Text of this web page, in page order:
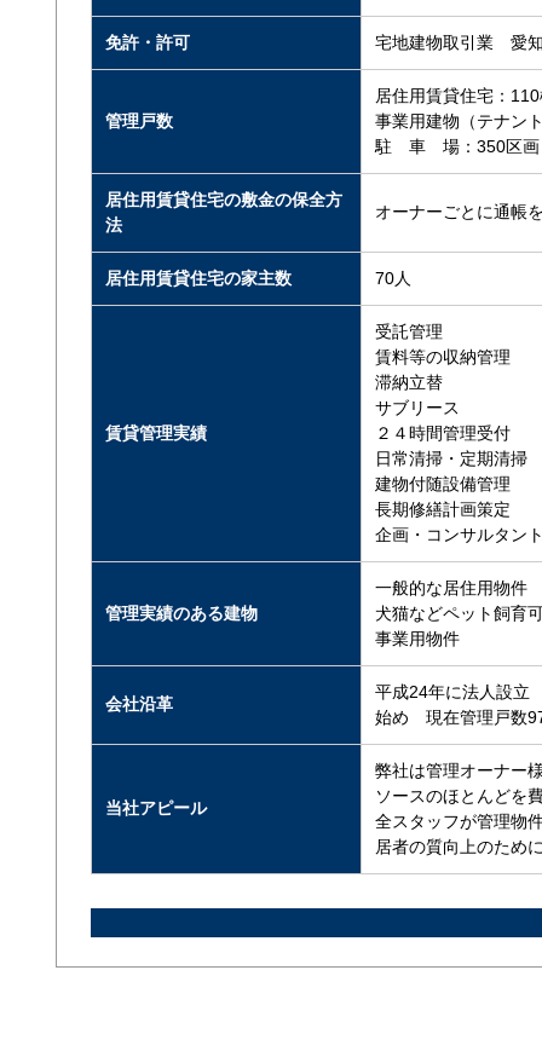
免許・許可 宅地建物取引業 愛
管理戸数
居住用賃貸住宅：
事業用建物（テナン
駐 車 場：350区画
居住用賃貸住宅の敷金の保全方
法
オーナーごとに通帳
居住用賃貸住宅の家主数 70人
賃貸管理実績
受託管理
賃料等の収納管理
滞納立替
サブリース
２４時間管理受付
日常清掃・定期清掃
建物付随設備管理
長期修繕計画策定
企画・コンサルタン
管理実績のある建物
一般的な居住用物件
犬猫などペット飼育
事業用物件
会社沿革
平成24年に法人設
始め 現在管理戸数
当社アピール
弊社は管理オーナー
ソースのほとんどを
全スタッフが管理物
居者の質向上のため